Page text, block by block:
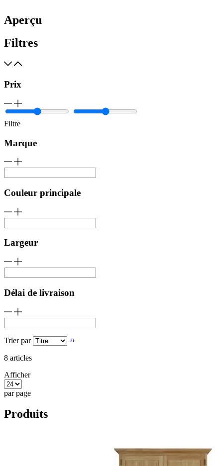
Aperçu
Filtres
Prix
Filtre
Marque
Couleur principale
Largeur
Délai de livraison
Trier par
8 articles
Afficher
par page
Produits